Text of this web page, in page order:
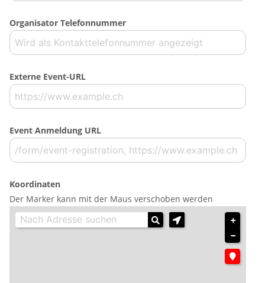
Organisator Telefonnummer
Externe Event-URL
Event Anmeldung URL
Koordinaten
Der Marker kann mit der Maus verschoben werden
+
−